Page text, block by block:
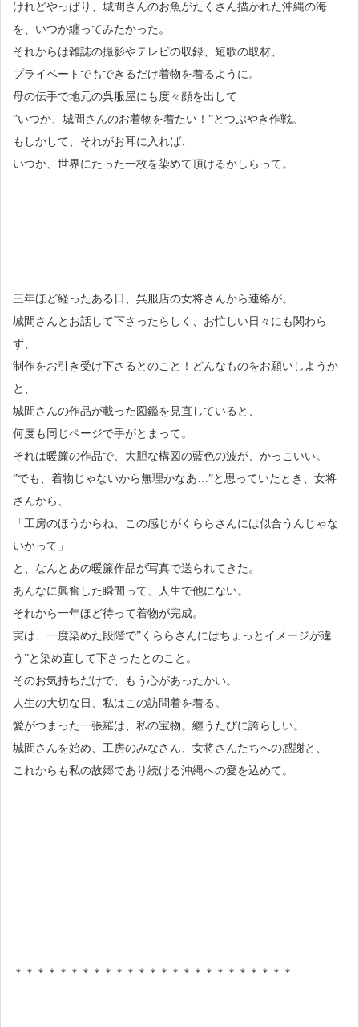
けれどやっぱり、城間さんのお魚がたくさん描かれた沖縄の海
を、いつか纏ってみたかった。
それからは雑誌の撮影やテレビの収録、短歌の取材、
プライベートでもできるだけ着物を着るように。
母の伝手で地元の呉服屋にも度々顔を出して
”いつか、城間さんのお着物を着たい！”とつぶやき作戦。
もしかして、それがお耳に入れば、
いつか、世界にたった一枚を染めて頂けるかしらって。
三年ほど経ったある日、呉服店の女将さんから連絡が。
城間さんとお話して下さったらしく、お忙しい日々にも関わら
ず、
制作をお引き受け下さるとのこと！どんなものをお願いしようか
と、
城間さんの作品が載った図鑑を見直していると、
何度も同じページで手がとまって。
それは暖簾の作品で、大胆な構図の藍色の波が、かっこいい。
”でも、着物じゃないから無理かなあ…”と思っていたとき、女将
さんから、
「工房のほうからね、この感じがくららさんには似合うんじゃな
いかって」
と、なんとあの暖簾作品が写真で送られてきた。
あんなに興奮した瞬間って、人生で他にない。
それから一年ほど待って着物が完成。
実は、一度染めた段階で”くららさんにはちょっとイメージが違
う”と染め直して下さったとのこと。
そのお気持ちだけで、もう心があったかい。
人生の大切な日、私はこの訪問着を着る。
愛がつまった一張羅は、私の宝物。纏うたびに誇らしい。
城間さんを始め、工房のみなさん、女将さんたちへの感謝と、
これからも私の故郷であり続ける沖縄への愛を込めて。
＊＊＊＊＊＊＊＊＊＊＊＊＊＊＊＊＊＊＊＊＊＊＊＊＊